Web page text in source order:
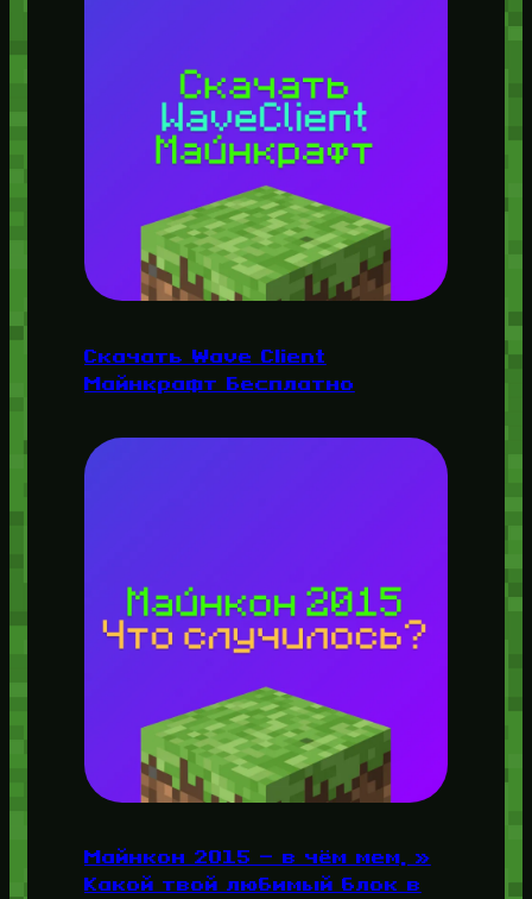
Скачать Wave Client
Майнкрафт Бесплатно
Майнкон 2015 — в чём мем, »
Какой твой любимый блок в